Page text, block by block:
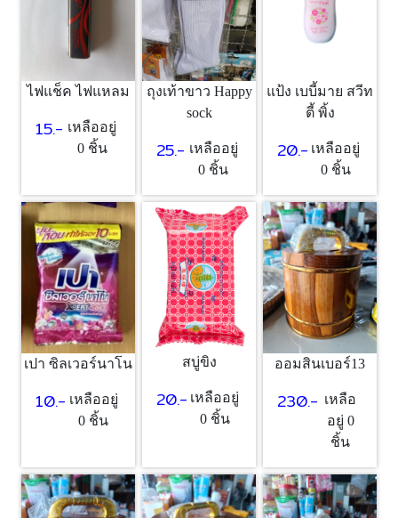
ไฟแช็ค ไฟแหลม
15.- เหลืออยู่
0 ชิ้น
ถุงเท้าขาว Happy
sock
25.- เหลืออยู่
0 ชิ้น
แป้ง เบบี้มาย สวีท
ตี้ พิ้ง
20.- เหลืออยู่
0 ชิ้น
เปา ซิลเวอร์นาโน
10.- เหลืออยู่
0 ชิ้น
สบู่ขิง
20.- เหลืออยู่
0 ชิ้น
ออมสินเบอร์13
230.- เหลือ
อยู่ 0
ชิ้น